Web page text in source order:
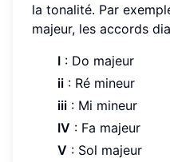
la tonalité. Par
majeur, les accords
I : Do majeur
ii : Ré mineur
iii : Mi mineur
IV : Fa majeur
V : Sol majeur